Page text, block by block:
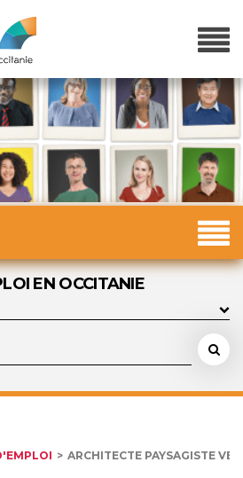
EN OCCITANIE
ARCHITECTE PAYSAGISTE